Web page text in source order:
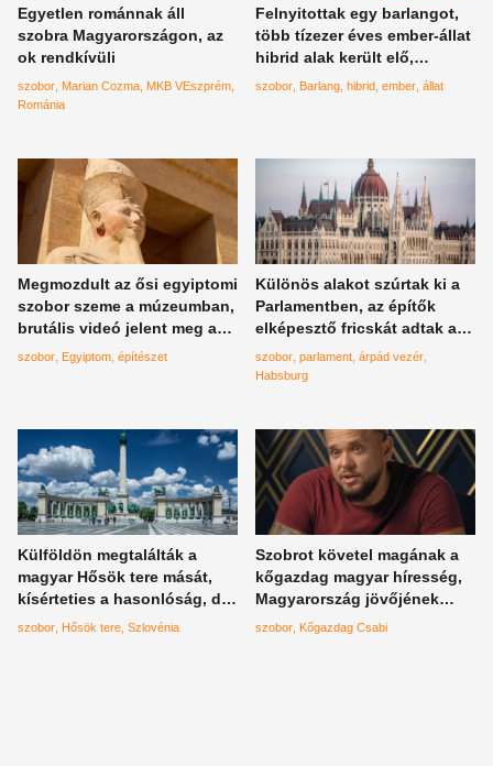
Egyetlen románnak áll
szobra Magyarországon, az
ok rendkívüli
szobor Marian Cozma MKB VEszprém
Románia
Felnyitottak egy barlangot,
több tízezer éves ember-állat
hibrid alak került elő,
évtizedekig sokkolta a
szobor Barlang hibrid ember állat
Megmozdult az ősi egyiptomi
szobor szeme a múzeumban,
brutális videó jelent meg az
interneten, a turisták teljesen
szobor Egyiptom építészet
Különös alakot szúrtak ki a
Parlamentben, az építők
elképesztő fricskát adtak a
Habsburgoknak
szobor parlament árpád vezér
Habsburg
Külföldön megtalálták a
magyar Hősök tere mását,
kísérteties a hasonlóság, de
okkal látható pont itt az
szobor Hősök tere Szlovénia
Szobrot követel magának a
kőgazdag magyar híresség,
Magyarország jövőjének
tartja magát
szobor Kőgazdag Csabi